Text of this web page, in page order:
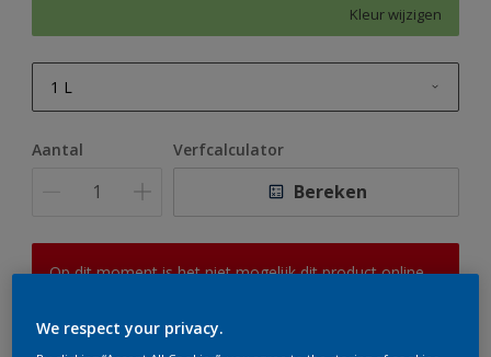
Kleur wijzigen
1 L
10 L
Aantal Verfcalculator
Bereken
Op dit moment is het niet mogelijk dit product online
er hard aan om de voorraad aan te vullen.
We respect your privacy.